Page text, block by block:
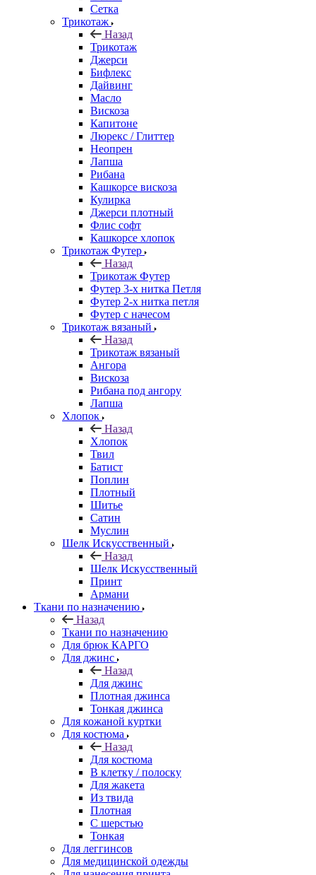
Сетка
Трикотаж
Назад
Трикотаж
Джерси
Бифлекс
Дайвинг
Масло
Вискоза
Капитоне
Люрекс / Глиттер
Неопрен
Лапша
Рибана
Кашкорсе вискоза
Кулирка
Джерси плотный
Флис софт
Кашкорсе хлопок
Трикотаж Футер
Назад
Трикотаж Футер
Футер 3-х нитка Петля
Футер 2-х нитка петля
Футер с начесом
Трикотаж вязаный
Назад
Трикотаж вязаный
Ангора
Вискоза
Рибана под ангору
Лапша
Хлопок
Назад
Хлопок
Твил
Батист
Поплин
Плотный
Шитье
Сатин
Муслин
Шелк Искусственный
Назад
Шелк Искусственный
Принт
Армани
Ткани по назначению
Назад
Ткани по назначению
Для брюк КАРГО
Для джинс
Назад
Для джинс
Плотная джинса
Тонкая джинса
Для кожаной куртки
Для костюма
Назад
Для костюма
В клетку / полоску
Для жакета
Из твида
Плотная
С шерстью
Тонкая
Для леггинсов
Для медицинской одежды